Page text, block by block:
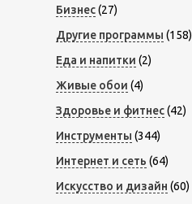
Бизнес(27)
Другие программы (158)
Еда и напитки (2)
Живые обои (4)
Здоровье и фитнес(42)
Инструменты (344)
Интернет и сеть (64)
Искусство и дизайн (60)